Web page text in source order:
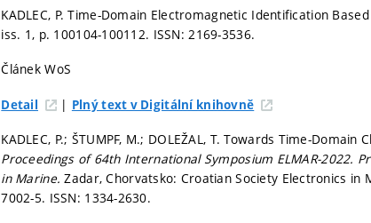
KADLEC, P. Time-Domain Electromagnetic Identification
iss. 1, p. 100104-100112. ISSN: 2169-3536.
Článek WoS
Detail | Plný text v Digitální knihovně
KADLEC, P.; ŠTUMPF, M.; DOLEŽAL, T. Towards Time-
Proceedings of 64th International Symposium ELMAR-2022.
in Marine.Zadar, Chorvatsko: Croatian Society Electronics in
7002-5. ISSN: 1334-2630.